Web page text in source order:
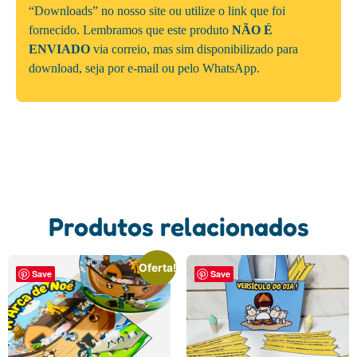
“Downloads” no nosso site ou utilize o link que foi
fornecido. Lembramos que este produto NÃO É
ENVIADO via correio, mas sim disponibilizado para
download, seja por e-mail ou pelo WhatsApp.
Produtos relacionados
Save
Oferta!
Save